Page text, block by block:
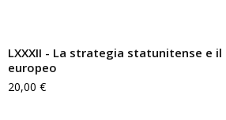
LXXXII - La strategia statunitense e
europeo
20,00 €